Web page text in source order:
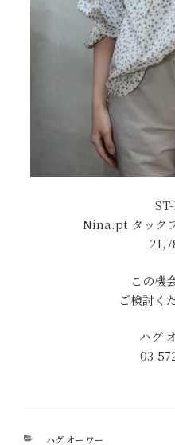
Nina.pt タック
この機
ご検討く
ハグ
03-
カ
ハグ オー ワー